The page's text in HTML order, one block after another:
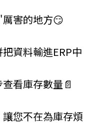
害的地方😏
資料輸進ERP中
看庫存數量📄
您不在為庫存煩